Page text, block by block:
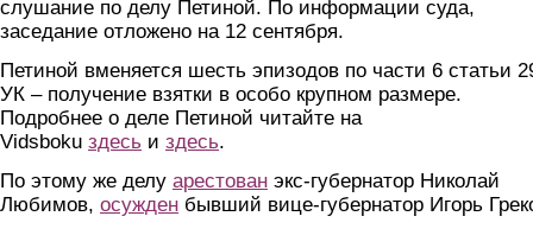
слушание по делу Петиной. По информации суда,
заседание отложено на 12 сентября.
Петиной вменяется шесть эпизодов по части 6 статьи
УК – получение взятки в особо крупном размере.
Подробнее о деле Петиной читайте на
Vidsboku здесь и здесь.
По этому же делу арестован экс-губернатор Николай
Любимов, осужден бывший вице-губернатор Игорь